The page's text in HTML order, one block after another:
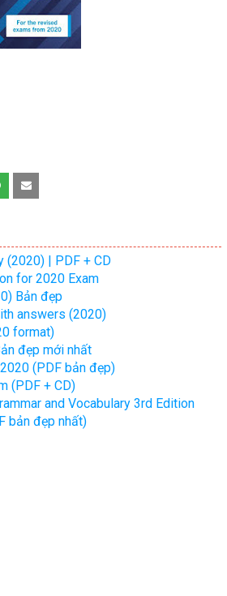
(2020) | PDF + CD
for 2020 Exam
Bản đẹp
answers (2020)
format)
đẹp mới nhất
(PDF bản đẹp)
(PDF + CD)
and Vocabulary 3rd Edition
bản đẹp nhất)